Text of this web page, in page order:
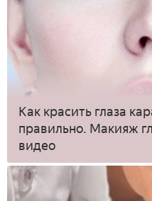
Как красить глаза
правильно. Макияж
видео